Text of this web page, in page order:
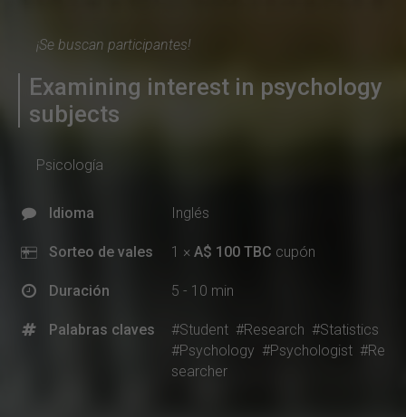
¡Se buscan participantes!
Examining interest in psychology
subjects
Psicología
Idioma Inglés
Sorteo de vales 1 × A$ 100 TBC cupón
Duración 5 - 10 min
Palabras claves #Student #Research #Statistics
#Psychology #Psychologist #Re
searcher